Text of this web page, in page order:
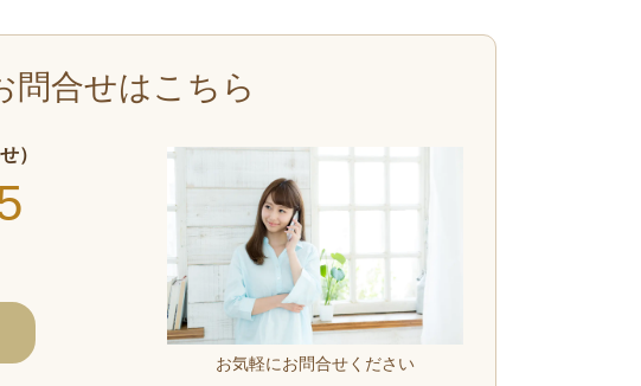
問合せはこちら
お気軽にお問合せください
）